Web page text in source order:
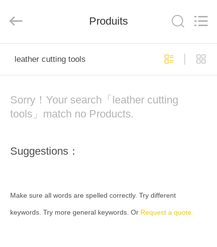
AU
DE
NOUS
VISITE
D'USINE
Technology
Co.,Ltd..
Produits
leather cutting tools
Sorry！Your search「leather cutting
tools」match no Products.
Suggestions：
Make sure all words are spelled correctly. Try different
keywords. Try more general keywords. Or Request a quote.